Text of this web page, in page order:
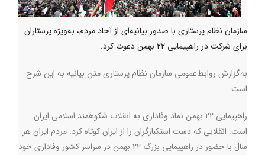
سازمان نظام پرستاری با صدور بیانیه‌ای از آحاد مردم، به‌ویژه پرستاران
برای شرکت در راهپیمایی ۲۲ بهمن دعوت کرد.
به‌گزارش روابط‌عمومی سازمان نظام پرستاری متن بیانیه به این شرح
است:
راهپیمایی ۲۲ بهمن نماد وفاداری به انقلاب شکوهمند اسلامی ایران
است. انقلابی که دست استکبارگران را از ایران کوتاه کرد. مردم ایران هر
سال با حضور در راهپیمایی بزرگ ۲۲ بهمن در سراسر کشور وفاداری خود